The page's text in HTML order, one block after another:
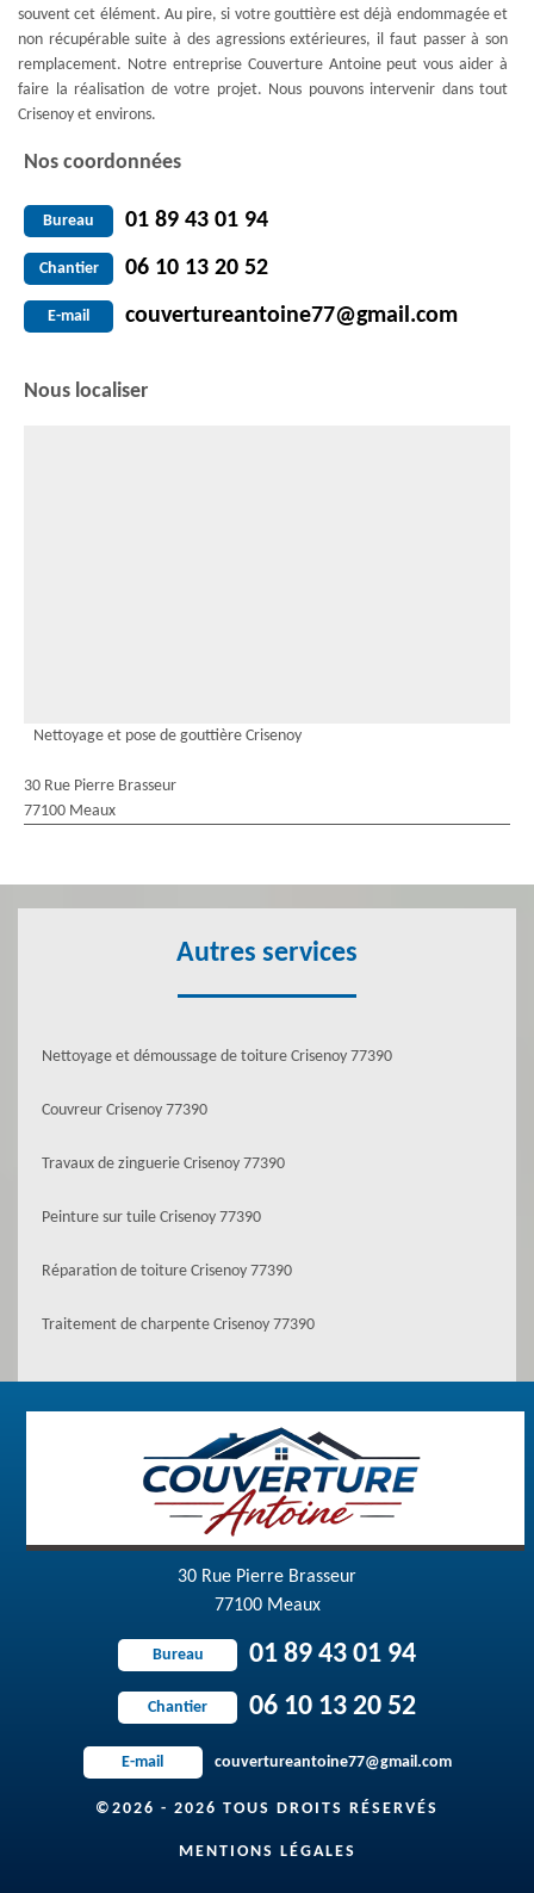
souvent cet élément. Au pire, si votre gouttière est déjà endommagée et
non récupérable suite à des agressions extérieures, il faut passer à son
remplacement. Notre entreprise Couverture Antoine peut vous aider à
faire la réalisation de votre projet. Nous pouvons intervenir dans tout
Crisenoy et environs.
Nos coordonnées
Bureau 01 89 43 01 94
Chantier 06 10 13 20 52
E-mail couvertureantoine77@gmail.com
Nous localiser
Nettoyage et pose de gouttière Crisenoy
30 Rue Pierre Brasseur
77100 Meaux
Autres services
Nettoyage et démoussage de toiture Crisenoy 77390
Couvreur Crisenoy 77390
Travaux de zinguerie Crisenoy 77390
Peinture sur tuile Crisenoy 77390
Réparation de toiture Crisenoy 77390
Traitement de charpente Crisenoy 77390
30 Rue Pierre Brasseur
77100 Meaux
Bureau 01 89 43 01 94
Chantier 06 10 13 20 52
E-mail couvertureantoine77@gmail.com
©2026 - 2026 TOUS DROITS RÉSERVÉS
MENTIONS LÉGALES